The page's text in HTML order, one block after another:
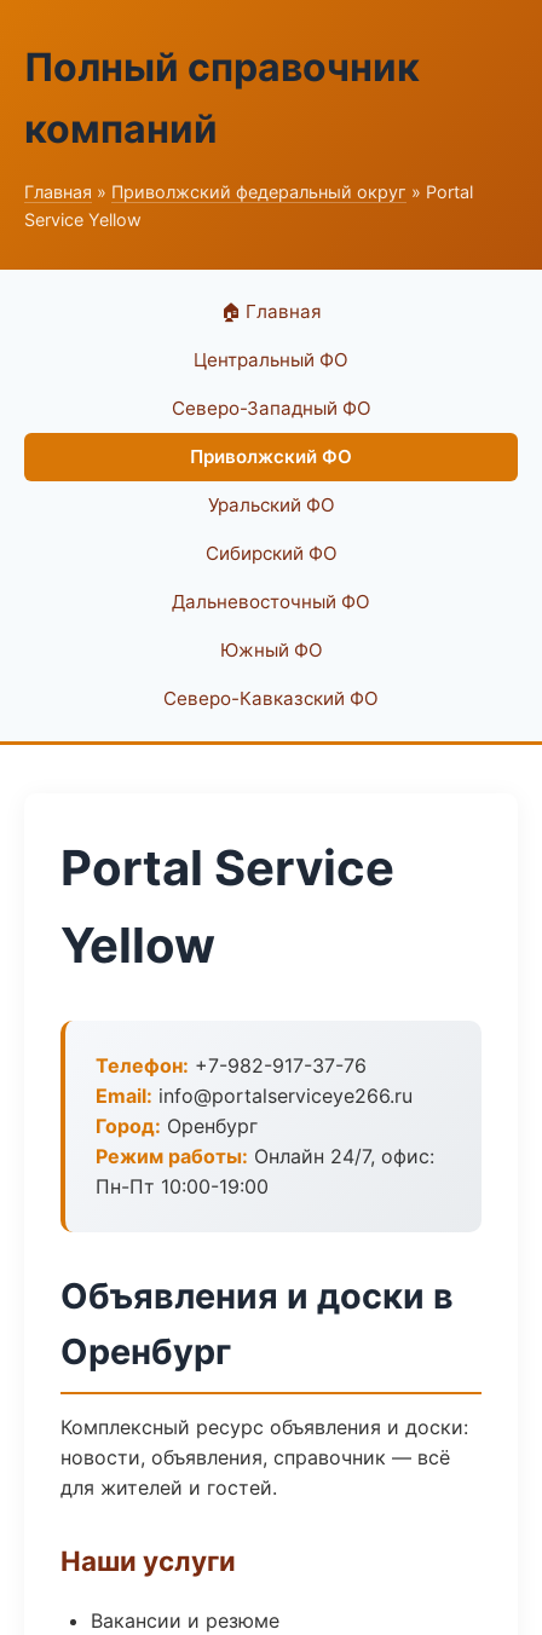
Полный справочник
компаний
Главная » Приволжский федеральный округ » Portal
Service Yellow
🏠 Главная
Центральный ФО
Северо-Западный ФО
Приволжский ФО
Уральский ФО
Сибирский ФО
Дальневосточный ФО
Южный ФО
Северо-Кавказский ФО
Portal Service
Yellow
Телефон: +7-982-917-37-76
Email: info@portalserviceye266.ru
Город: Оренбург
Режим работы: Онлайн 24/7, офис:
Пн-Пт 10:00-19:00
Объявления и доски в
Оренбург
Комплексный ресурс объявления и доски:
новости, объявления, справочник — всё
для жителей и гостей.
Наши услуги
Вакансии и резюме